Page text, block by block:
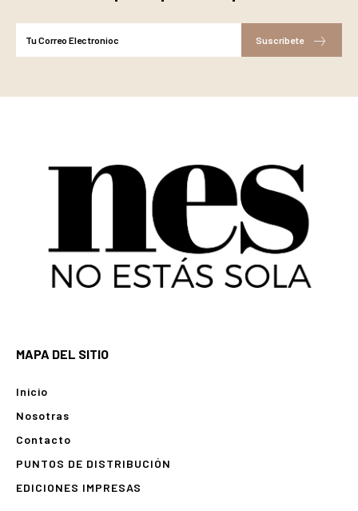
Suscríbete
MAPA DEL SITIO
Inicio
Nosotras
Contacto
PUNTOS DE DISTRIBUCIÓN
EDICIONES IMPRESAS